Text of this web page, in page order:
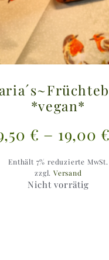
*vegan*
€ – 19,00 €
Enthält 7% reduzierte MwSt.
zzgl.Versand
Nicht vorrätig